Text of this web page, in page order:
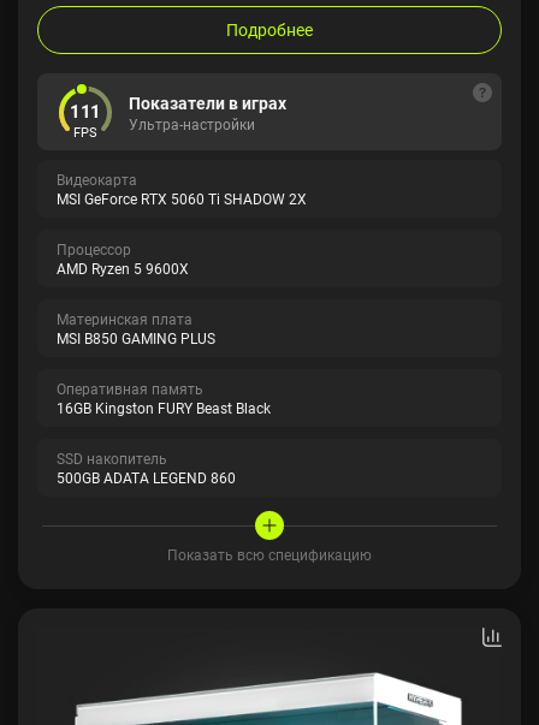
Подробнее
111
FPS
Показатели в играх
Ультра-настройки
Видеокарта
MSI GeForce RTX 5060 Ti SHADOW 2X
Процессор
AMD Ryzen 5 9600X
Материнская плата
MSI B850 GAMING PLUS
Оперативная память
16GB Kingston FURY Beast Black
SSD накопитель
500GB ADATA LEGEND 860
Показать всю спецификацию